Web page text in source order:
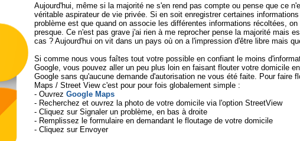
Aujourd'hui, même si la majorité ne s'en rend pas compte ou pense que ce
véritable aspirateur de vie privée. Si en soit enregistrer certaines
problème est que quand on associe les différentes informations récoltées,
presque. Ce n'est pas grave j'ai rien à me reprocher pense la majorité mais
cas ? Aujourd'hui on vit dans un pays où on a l'impression d'être libre mais
Si comme nous vous faîtes tout votre possible en confiant le moins
Google, vous pouvez aller un peu plus loin en faisant flouter votre domicile
Google sans qu'aucune demande d'autorisation ne vous été faite. Pour faire
Maps / Street View c'est pour pour fois globalement simple :
- Ouvrez Google Maps
- Recherchez et ouvrez la photo de votre domicile via l'option StreetView
- Cliquez sur Signaler un problème, en bas à droite
- Remplissez le formulaire en demandant le floutage de votre domicile
- Cliquez sur Envoyer